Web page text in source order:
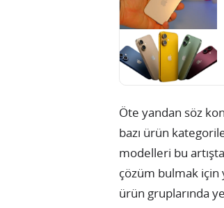
Öte yandan söz
bazı ürün
modelleri bu
çözüm bulmak için
ürün gruplarında